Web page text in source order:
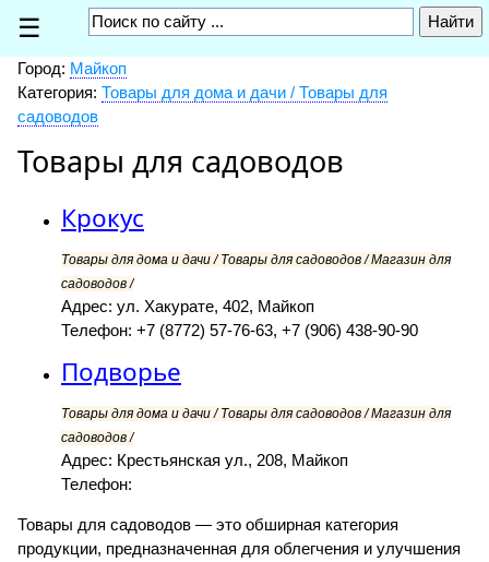
☰
Город: Майкоп
Категория: Товары для дома и дачи / Товары для
садоводов
Товары для садоводов
Крокус
Товары для дома и дачи / Товары для садоводов / Магазин для
садоводов /
Адрес: ул. Хакурате, 402, Майкоп
Телефон: +7 (8772) 57-76-63, +7 (906) 438-90-90
Подворье
Товары для дома и дачи / Товары для садоводов / Магазин для
садоводов /
Адрес: Крестьянская ул., 208, Майкоп
Телефон:
Товары для садоводов — это обширная категория
продукции, предназначенная для облегчения и улучшения